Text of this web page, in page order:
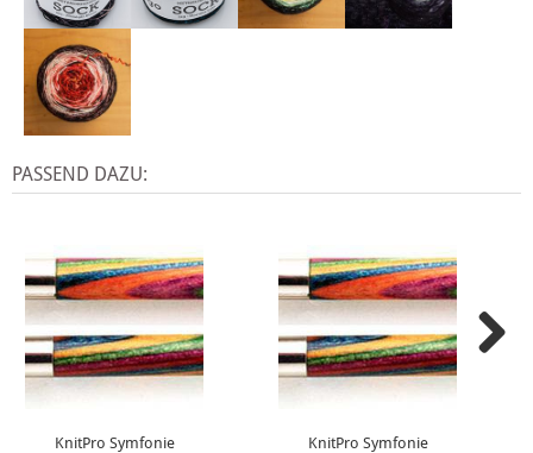
PASSEND DAZU:
KnitPro Symfonie KnitPro Symfonie